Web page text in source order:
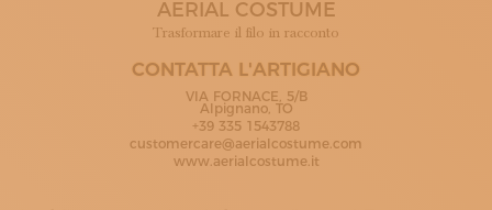
ISCRIVITI ALLA NEWSLETTER
AERIAL COSTUME
Trasformare il filo in racconto
CONTATTA L'ARTIGIANO
VIA FORNACE, 5/B
Alpignano, TO
+39 335 1543788
customercare@aerialcostume.com
www.aerialcostume.it